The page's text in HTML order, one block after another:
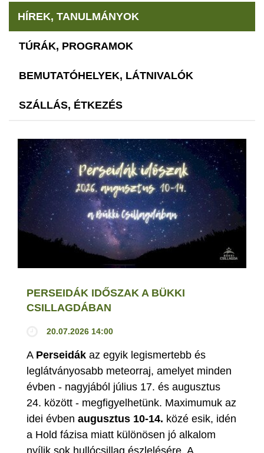
HÍREK, TANULMÁNYOK
TÚRÁK, PROGRAMOK
BEMUTATÓHELYEK, LÁTNIVALÓK
SZÁLLÁS, ÉTKEZÉS
PERSEIDÁK IDŐSZAK A BÜKKI
CSILLAGDÁBAN
20.07.2026 14:00
A Perseidák az egyik legismertebb és
leglátványosabb meteorraj, amelyet minden
évben - nagyjából július 17. és augusztus
24. között - megfigyelhetünk. Maximumuk az
idei évben augusztus 10-14. közé esik, idén
a Hold fázisa miatt különösen jó alkalom
nyílik sok hullócsillag észlelésére. A